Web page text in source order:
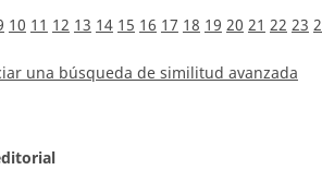
10 11 12 13 14 15 16 17 18 19 20 21 22 23
una búsqueda de similitud avanzada